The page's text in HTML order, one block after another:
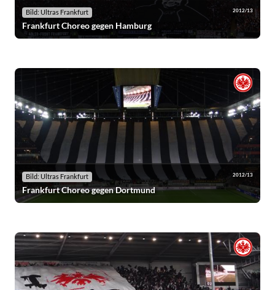
Bild: Ultras Frankfurt 2012/13
Frankfurt Choreo gegen Hamburg
Bild: Ultras Frankfurt 2012/13
Frankfurt Choreo gegen Dortmund